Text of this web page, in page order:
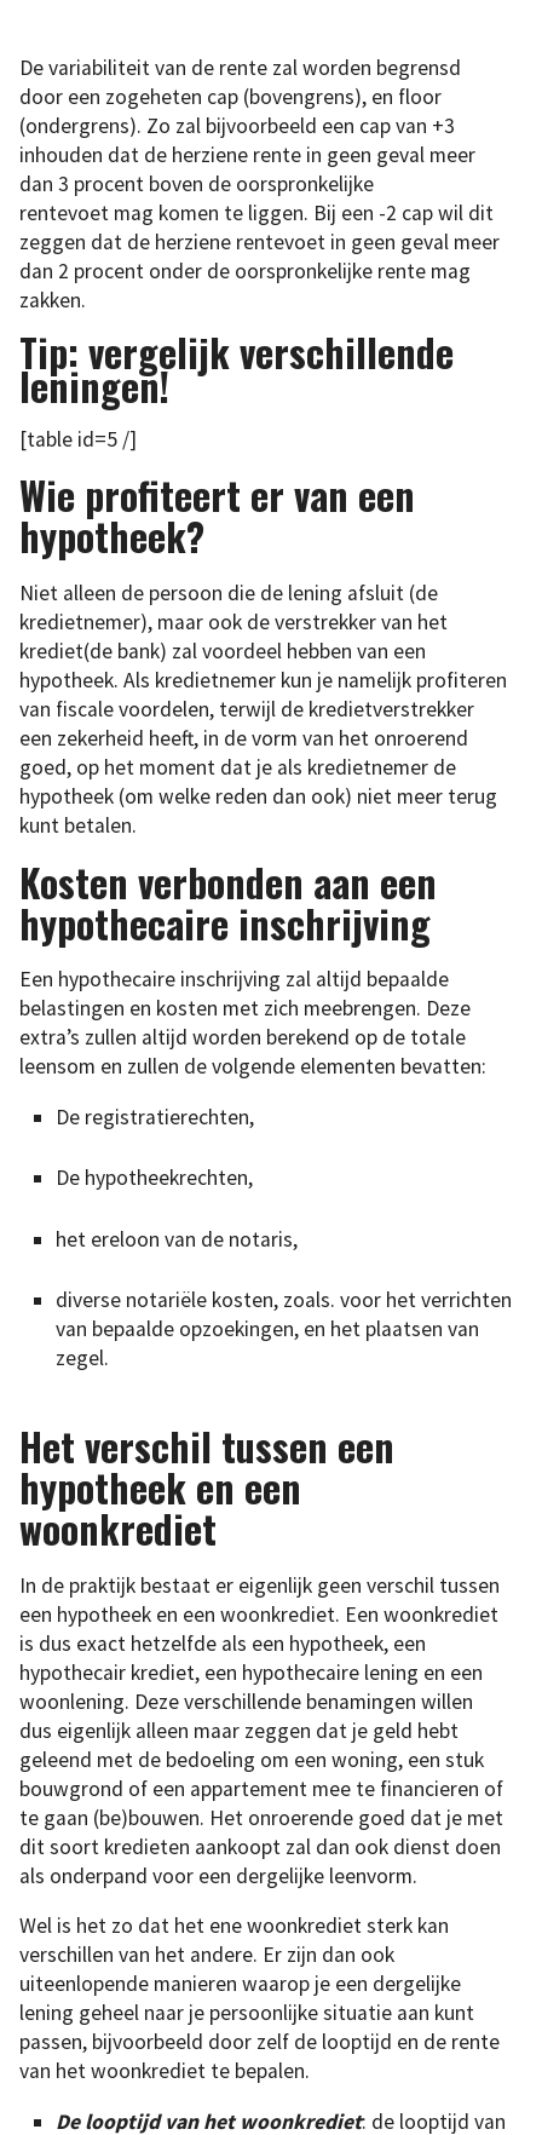
De variabiliteit van de rente zal worden begrensd
door een zogeheten cap (bovengrens), en floor
(ondergrens). Zo zal bijvoorbeeld een cap van +3
inhouden dat de herziene rente in geen geval meer
dan 3 procent boven de oorspronkelijke
rentevoet mag komen te liggen. Bij een -2 cap wil dit
zeggen dat de herziene rentevoet in geen geval meer
dan 2 procent onder de oorspronkelijke rente mag
zakken.
Tip: vergelijk verschillende
leningen!
[table id=5 /]
Wie profiteert er van een
hypotheek?
Niet alleen de persoon die de lening afsluit (de
kredietnemer), maar ook de verstrekker van het
krediet(de bank) zal voordeel hebben van een
hypotheek. Als kredietnemer kun je namelijk profiteren
van fiscale voordelen, terwijl de kredietverstrekker
een zekerheid heeft, in de vorm van het onroerend
goed, op het moment dat je als kredietnemer de
hypotheek (om welke reden dan ook) niet meer terug
kunt betalen.
Kosten verbonden aan een
hypothecaire inschrijving
Een hypothecaire inschrijving zal altijd bepaalde
belastingen en kosten met zich meebrengen. Deze
extra’s zullen altijd worden berekend op de totale
leensom en zullen de volgende elementen bevatten:
De registratierechten,
De hypotheekrechten,
het ereloon van de notaris,
diverse notariële kosten, zoals. voor het verrichten
van bepaalde opzoekingen, en het plaatsen van
zegel.
Het verschil tussen een
hypotheek en een
woonkrediet
In de praktijk bestaat er eigenlijk geen verschil tussen
een hypotheek en een woonkrediet. Een woonkrediet
is dus exact hetzelfde als een hypotheek, een
hypothecair krediet, een hypothecaire lening en een
woonlening. Deze verschillende benamingen willen
dus eigenlijk alleen maar zeggen dat je geld hebt
geleend met de bedoeling om een woning, een stuk
bouwgrond of een appartement mee te financieren of
te gaan (be)bouwen. Het onroerende goed dat je met
dit soort kredieten aankoopt zal dan ook dienst doen
als onderpand voor een dergelijke leenvorm.
Wel is het zo dat het ene woonkrediet sterk kan
verschillen van het andere. Er zijn dan ook
uiteenlopende manieren waarop je een dergelijke
lening geheel naar je persoonlijke situatie aan kunt
passen, bijvoorbeeld door zelf de looptijd en de rente
van het woonkrediet te bepalen.
De looptijd van het woonkrediet: de looptijd van